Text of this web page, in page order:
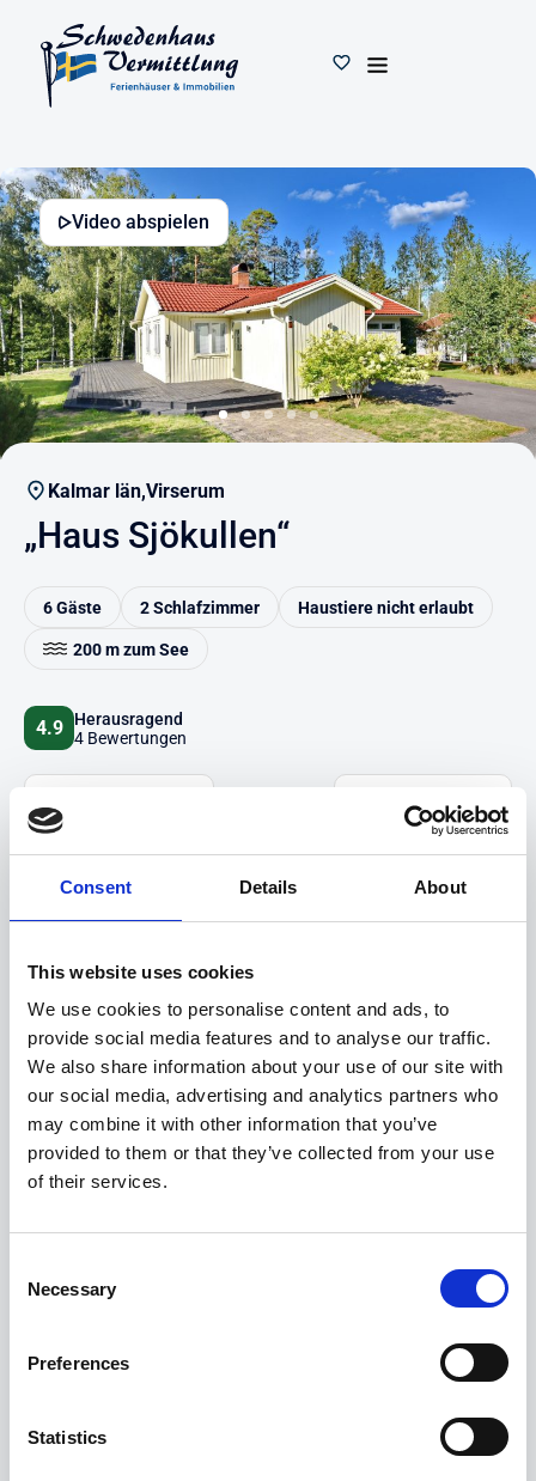
Consent Details About
This website uses cookies
We use cookies to personalise content and ads, to
provide social media features and to analyse our traffic.
We also share information about your use of our site with
our social media, advertising and analytics partners who
may combine it with other information that you’ve
provided to them or that they’ve collected from your use
of their services.
Selection
Necessary
Preferences
Statistics
Video abspielen
Kalmar län,Virserum
„Haus Sjökullen“
6 Gäste 2 Schlafzimmer Haustiere nicht erlaubt
200 m zum See
4.9
Herausragend
4 Bewertungen
Beschreibung
Hinweise
Saisonzeiten & Preise
4 Bewertungen